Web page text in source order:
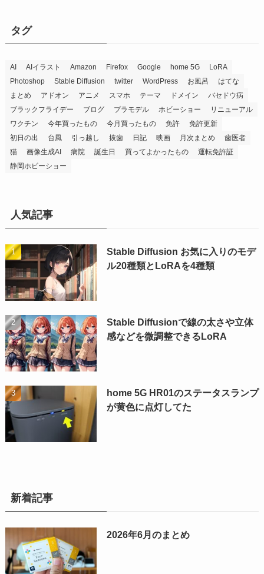
タグ
AI AIイラスト Amazon Firefox Google home 5G
LoRA
Photoshop
Stable Diffusion twitter WordPress お風呂
はてな
まとめ
アドオン アニメ スマホ テーマ ドメイン
バセドウ病
ブラックフライデー
ブログ プラモデル ホビーショー
リニューアル
ワクチン
今年買ったもの 今月買ったもの 免許
免許更新
初日の出
台風 引っ越し 抜歯 日記 映画 月次まとめ
歯医者
猫
画像生成AI 病院 誕生日 買ってよかったもの
運転免許証
静岡ホビーショー
人気記事
Stable Diffusion お気に入りのモデ
ル20種類とLoRAを4種類
Stable Diffusionで線の太さや立体
感などを微調整できるLoRA
home 5G HR01のステータスランプ
が黄色に点灯してた
新着記事
2026年6月のまとめ